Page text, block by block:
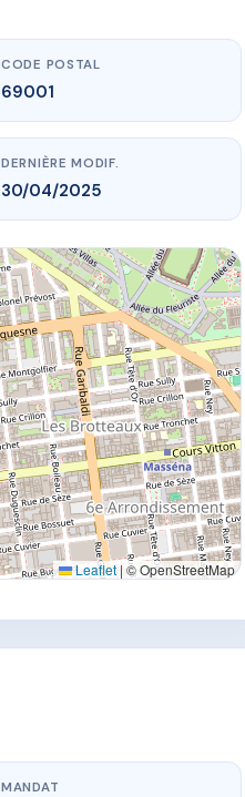
CODE POSTAL
69001
DERNIÈRE MODIF.
30/04/2025
Leaflet | © OpenStreetMap
MANDAT